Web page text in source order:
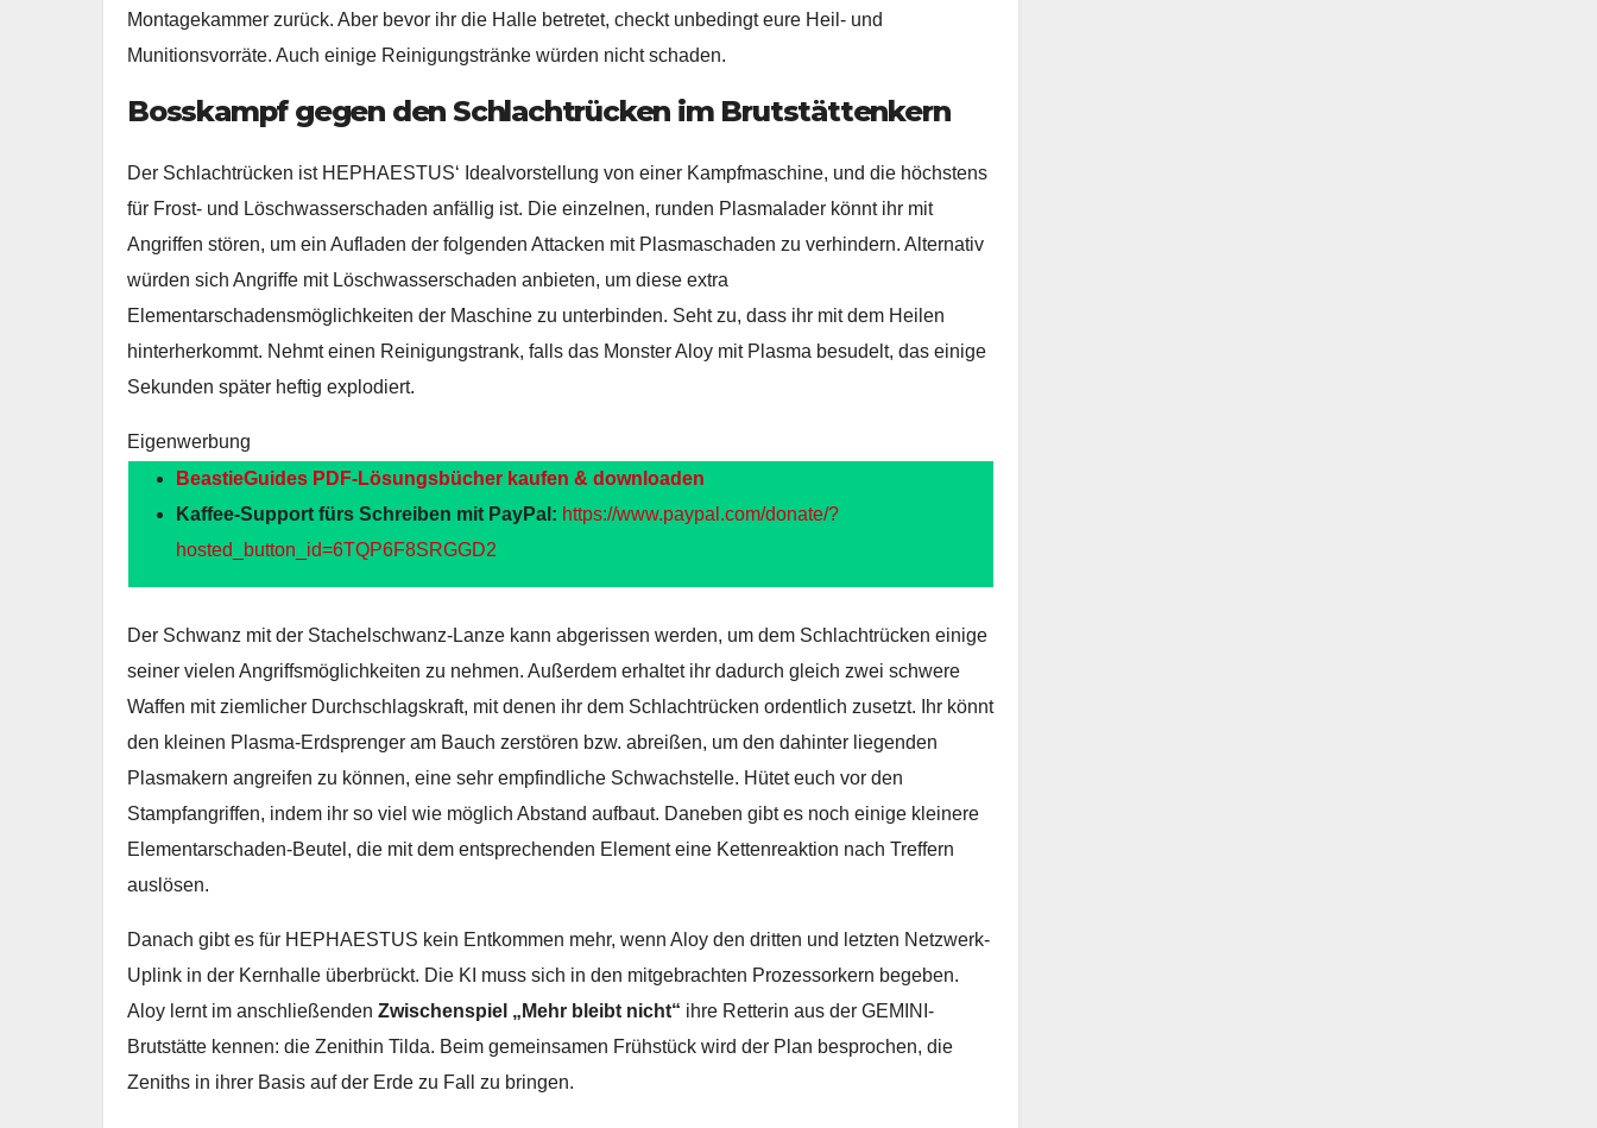
Montagekammer zurück. Aber bevor ihr die Halle betretet, checkt unbedingt eure Heil- und
Munitionsvorräte. Auch einige Reinigungstränke würden nicht schaden.
Bosskampf gegen den Schlachtrücken im Brutstättenkern
Der Schlachtrücken ist HEPHAESTUS‘ Idealvorstellung von einer Kampfmaschine, und die höchstens
für Frost- und Löschwasserschaden anfällig ist. Die einzelnen, runden Plasmalader könnt ihr mit
Angriffen stören, um ein Aufladen der folgenden Attacken mit Plasmaschaden zu verhindern. Alternativ
würden sich Angriffe mit Löschwasserschaden anbieten, um diese extra
Elementarschadensmöglichkeiten der Maschine zu unterbinden. Seht zu, dass ihr mit dem Heilen
hinterherkommt. Nehmt einen Reinigungstrank, falls das Monster Aloy mit Plasma besudelt, das einige
Sekunden später heftig explodiert.
Eigenwerbung
BeastieGuides PDF-Lösungsbücher kaufen & downloaden
Kaffee-Support fürs Schreiben mit PayPal: https://www.paypal.com/donate/?
hosted_button_id=6TQP6F8SRGGD2
Der Schwanz mit der Stachelschwanz-Lanze kann abgerissen werden, um dem Schlachtrücken einige
seiner vielen Angriffsmöglichkeiten zu nehmen. Außerdem erhaltet ihr dadurch gleich zwei schwere
Waffen mit ziemlicher Durchschlagskraft, mit denen ihr dem Schlachtrücken ordentlich zusetzt. Ihr könnt
den kleinen Plasma-Erdsprenger am Bauch zerstören bzw. abreißen, um den dahinter liegenden
Plasmakern angreifen zu können, eine sehr empfindliche Schwachstelle. Hütet euch vor den
Stampfangriffen, indem ihr so viel wie möglich Abstand aufbaut. Daneben gibt es noch einige kleinere
Elementarschaden-Beutel, die mit dem entsprechenden Element eine Kettenreaktion nach Treffern
auslösen.
Danach gibt es für HEPHAESTUS kein Entkommen mehr, wenn Aloy den dritten und letzten Netzwerk-
Uplink in der Kernhalle überbrückt. Die KI muss sich in den mitgebrachten Prozessorkern begeben.
Aloy lernt im anschließenden Zwischenspiel „Mehr bleibt nicht“ ihre Retterin aus der GEMINI-
Brutstätte kennen: die Zenithin Tilda. Beim gemeinsamen Frühstück wird der Plan besprochen, die
Zeniths in ihrer Basis auf der Erde zu Fall zu bringen.